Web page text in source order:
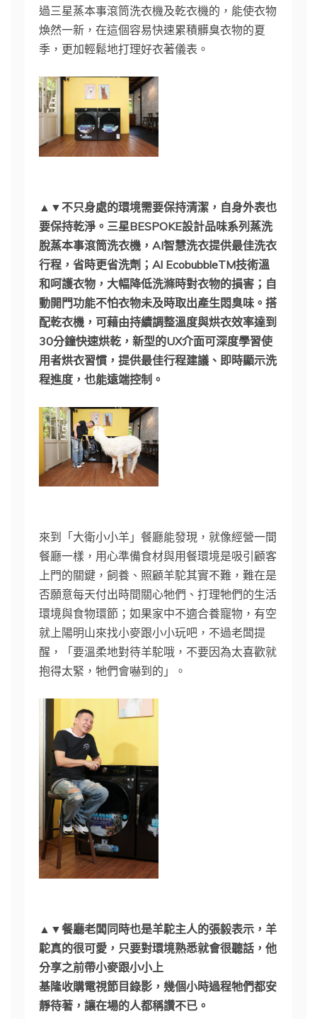
過三星蒸本事滾筒洗衣機及乾衣機的，能使衣物
煥然一新，在這個容易快速累積髒臭衣物的夏
季，更加輕鬆地打理好衣著儀表。
▲▼不只身處的環境需要保持清潔，自身外表也
要保持乾淨。三星BESPOKE設計品味系列蒸洗
脫蒸本事滾筒洗衣機，AI智慧洗衣提供最佳洗衣
行程，省時更省洗劑；Al EcobubbleTM技術溫
和呵護衣物，大幅降低洗滌時對衣物的損害；自
動開門功能不怕衣物未及時取出產生悶臭味。搭
配乾衣機，可藉由持續調整溫度與烘衣效率達到
30分鐘快速烘乾，新型的UX介面可深度學習使
用者烘衣習慣，提供最佳行程建議、即時顯示洗
程進度，也能遠端控制。
來到「大衛小小羊」餐廳能發現，就像經營一間
餐廳一樣，用心準備食材與用餐環境是吸引顧客
上門的關鍵，飼養、照顧羊駝其實不難，難在是
否願意每天付出時間關心牠們、打理牠們的生活
環境與食物環節；如果家中不適合養寵物，有空
就上陽明山來找小麥跟小小玩吧，不過老闆提
醒，「要溫柔地對待羊駝哦，不要因為太喜歡就
抱得太緊，牠們會嚇到的」。
▲▼餐廳老闆同時也是羊駝主人的張毅表示，羊
駝真的很可愛，只要對環境熟悉就會很聽話，他
分享之前帶小麥跟小小上
基隆收購電視節目錄影，幾個小時過程牠們都安
靜待著，讓在場的人都稱讚不已。